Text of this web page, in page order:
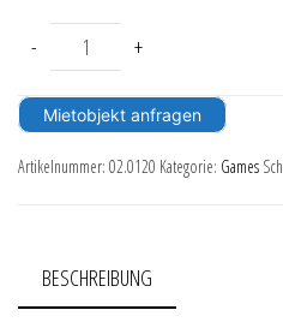
- IPS Interaktive Combi
+
Mietobjekt anfragen
Artikelnummer: 02.0120 Kategorie: Games
BESCHREIBUNG